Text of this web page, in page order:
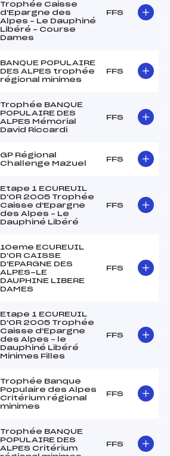
Trophée Caisse
d'Epargne des
Alpes – Le Dauphiné
Libéré – Course
Dames
FFS
BANQUE POPULAIRE
DES ALPES trophée
régional minimes
FFS
Trophée BANQUE
POPULAIRE DES
ALPES Mémorial
David Riccardi
FFS
GP Régional
Challenge Mazuel
FFS
Etape 1 ECUREUIL
D'OR 2005 Trophée
Caisse d'Epargne
des Alpes – Le
Dauphiné Libéré
FFS
10eme ECUREUIL
D'OR CAISSE
D'EPARGNE DES
ALPES-LE
DAUPHINE LIBERE
DAMES
FFS
Etape 1 ECUREUIL
D'OR 2005 Trophée
Caisse d'Epargne
des Alpes – le
Dauphiné Libéré
Minimes Filles
FFS
Trophée Banque
Populaire des Alpes
Critérium régional
minimes
FFS
Trophée BANQUE
POPULAIRE DES
ALPES Critérium
FFS